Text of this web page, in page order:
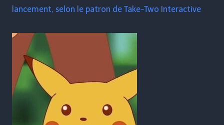
lancement, selon le patron de Take-Two Interactive